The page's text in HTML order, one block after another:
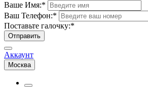
Ваше Имя:*
Ваш Телефон:*
Поставьте галочку:*
Отправить
Аккаунт
Москва